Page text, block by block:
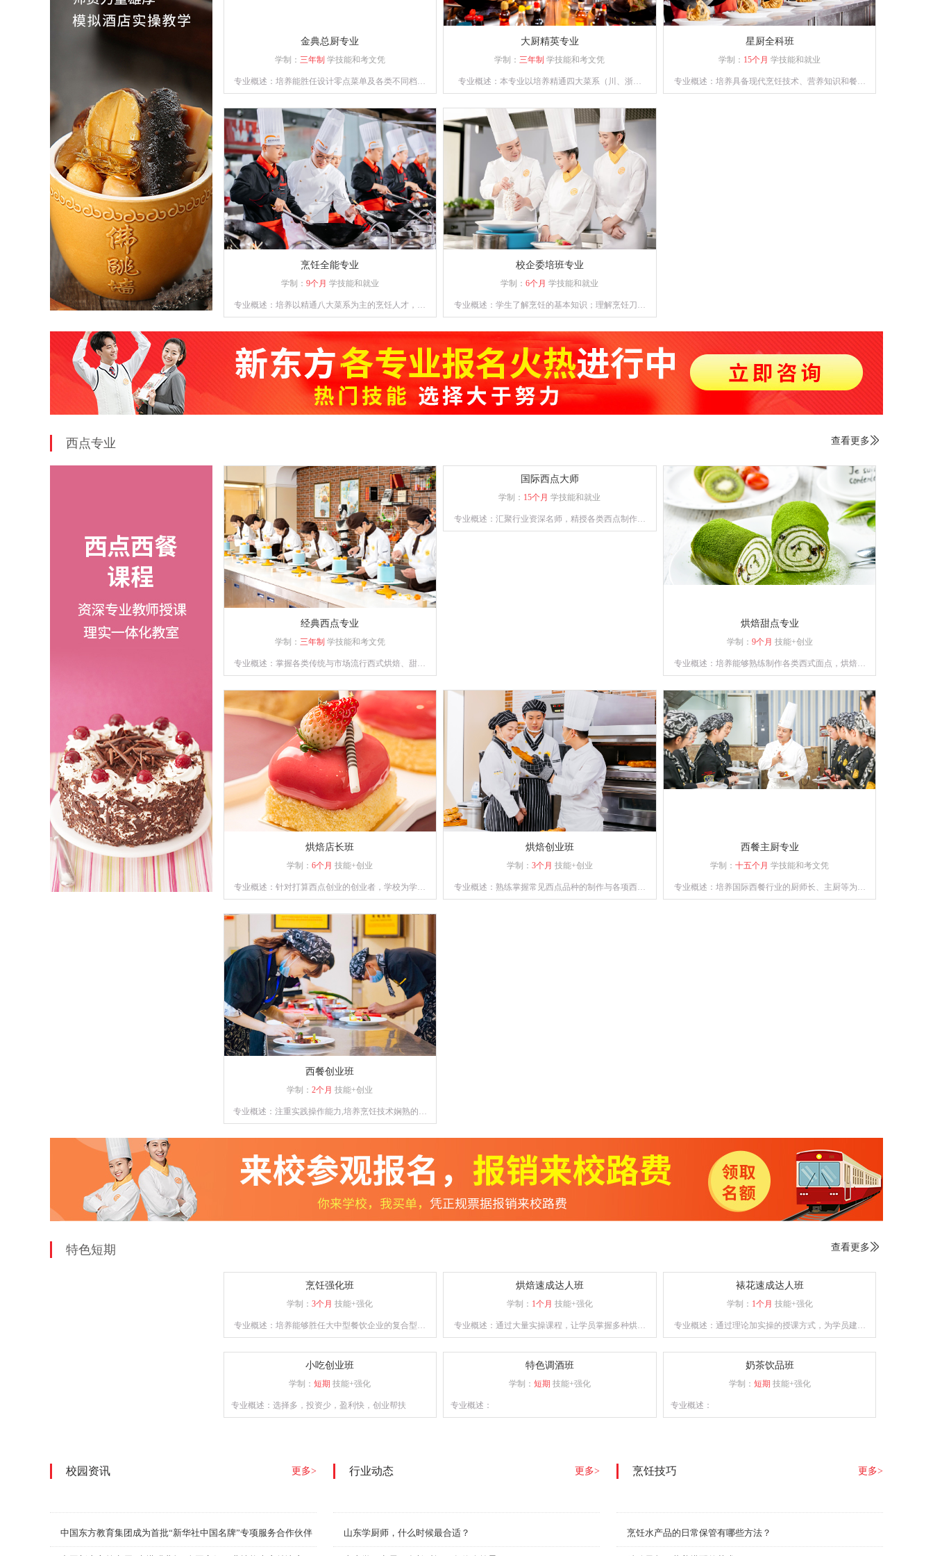
金典总厨专业
学制： 三年制 学技能和考文凭
专业概述：培养能胜任设计零点菜单及各类不同档次
识并具备独立创业、创新能力强的综合型人才。
大厨精英专业
学制：三年制 学技能和考文凭
专业概述：本专业以培养精通四大菜系（川、浙、
经营、善管理，并具备创业能力的人才为目标。
星厨全科班
学制： 15个月 学技能和就业
专业概述：培养具备现代烹饪技术、营养知识和餐饮
烹饪全能专业
学制： 9个月 学技能和就业
专业概述：培养以精通八大菜系为主的烹饪人才，熟
校企委培班专业
学制：6个月 学技能和就业
专业概述：学生了解烹饪的基本知识；理解烹饪刀功
配常用的刀法、烹饪原料的刀功成形,以及火候与油
温、上浆、挂糊、勾芡、制汤、装盘、调味技术、热
菜烹调技法、冷菜烹调技术；熟悉原料的初步熟处
理。
西点专业 查看更多 
经典西点专业
学制： 三年制 学技能和考文凭
专业概述：掌握各类传统与市场流行西式烘焙、甜点
的复合型人才。
国际西点大师
学制： 15个月 学技能和就业
专业概述：汇聚行业资深名师，精授各类西点制作工
烘焙甜点专业
学制： 9个月 技能+创业
专业概述：培养能够熟练制作各类西式面点，烘焙和
烘焙店长班
学制：6个月 技能+创业
专业概述：针对打算西点创业的创业者，学校为学员
练掌握所学西点的配方以及制作工艺，让学员具备独
立创业能力。
烘焙创业班
学制： 3个月 技能+创业
专业概述：熟练掌握常见西点品种的制作与各项西点
西餐主厨专业
学制：十五个月 学技能和考文凭
专业概述：培养国际西餐行业的厨师长、主厨等为目
西餐创业班
学制：2个月 技能+创业
专业概述：注重实践操作能力,培养烹饪技术娴熟的烹
特色短期 查看更多 
烹饪强化班
学制：3个月 技能+强化
专业概述：培养能够胜任大中型餐饮企业的复合型人
重实操训练，以确保学员能够熟练掌握烹饪技巧。
烘焙速成达人班
学制： 1个月 技能+强化
专业概述：通过大量实操课程，让学员掌握多种烘焙
裱花速成达人班
学制： 1个月 技能+强化
专业概述：通过理论加实操的授课方式，为学员建立
小吃创业班
学制：短期 技能+强化
专业概述：选择多，投资少，盈利快，创业帮扶
特色调酒班
学制： 短期 技能+强化
专业概述：
奶茶饮品班
学制： 短期 技能+强化
专业概述：
校园资讯 更多>
中国东方教育集团成为首批“新华社中国名牌”专项服务合作伙伴
行业动态 更多>
山东学厨师，什么时候最合适？
烹饪技巧 更多>
烹饪水产品的日常保管有哪些方法？